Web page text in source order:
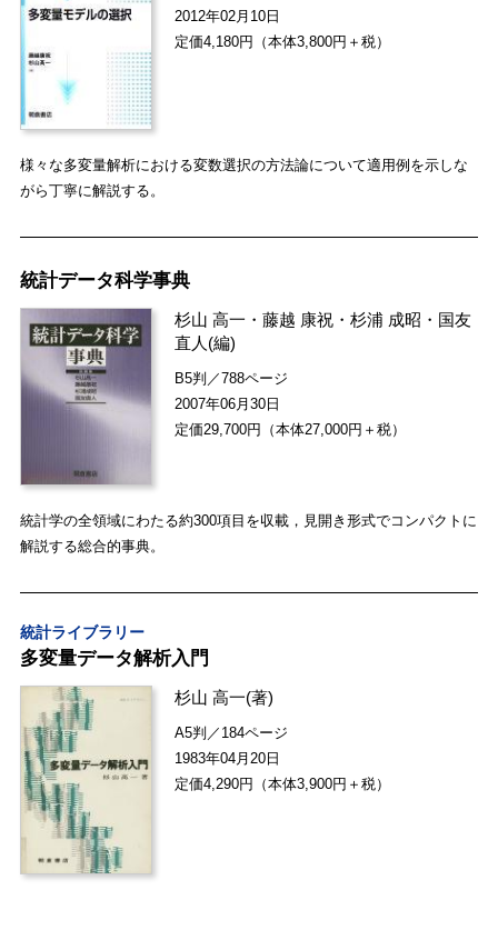
2012年02月10日
定価4,180円（本体3,800円＋税）
様々な多変量解析における変数選択の方法論について適用例を示しな
がら丁寧に解説する。
統計データ科学事典
杉山 高一 ・藤越 康祝 ・杉浦 成昭 ・ 国友
直人 (編)
B5判／788ページ
2007年06月30日
定価29,700円（本体27,000円＋税）
統計学の全領域にわたる約300項目を収載，見開き形式でコンパクトに
解説する総合的事典。
統計ライブラリー
多変量データ解析入門
杉山 高一(著)
A5判／184ページ
1983年04月20日
定価4,290円（本体3,900円＋税）